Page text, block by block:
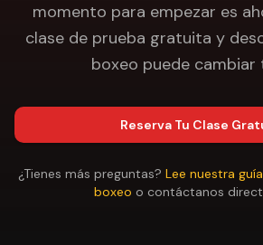
momento para empezar es
clase de prueba gratuita y
boxeo puede cambiar
Reserva Tu Clase
¿Tienes más preguntas? Lee nuestra
boxeo o contáctanos